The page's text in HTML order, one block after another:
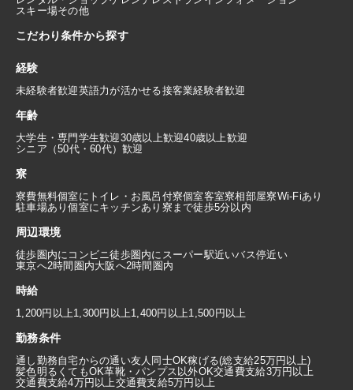
スキー場その他
こだわり条件から探す
経験
未経験者歓迎英語力が活かせる接客業経験者歓迎
年齢
大学生・専門学生歓迎30歳以上歓迎40歳以上歓迎
シニア（50代・60代）歓迎
寮
寮費無料個室にトイレ・お風呂付寮個室客室寮相部屋寮Wi-Fiあり
駐車場あり個室にキッチンあり 寮まで徒歩5分以内
周辺環境
徒歩圏内にコンビニ徒歩圏内にスーパー駅近いバス停近い
東京へ2時間圏内大阪へ2時間圏内
時給
1,200円以上1,300円以上1,400円以上1,500円以上
勤務条件
通し勤務自宅からの通い友人同士OK稼げる(総支給25万円以上)
髪色明るくてもOK革靴・パンプス以外OK交通費支給3万円以上
交通費支給4万円以上交通費支給5万円以上